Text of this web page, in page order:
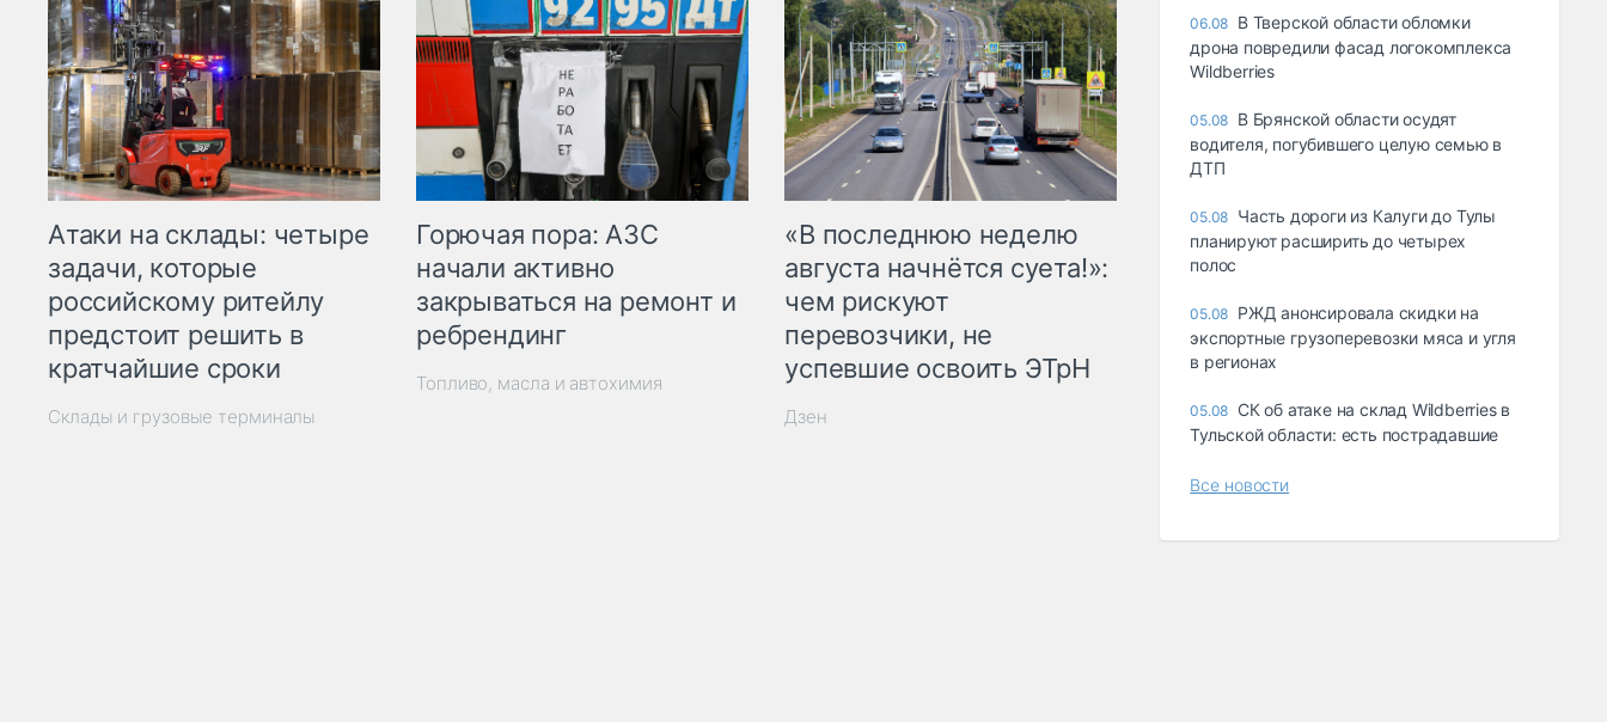
Атаки на склады: четыре
задачи, которые
российскому ритейлу
предстоит решить в
кратчайшие сроки
Склады и грузовые терминалы
Горючая пора: АЗС
начали активно
закрываться на ремонт и
ребрендинг
Топливо, масла и автохимия
«В последнюю неделю
августа начнётся суета!»:
чем рискуют
перевозчики, не
успевшие освоить ЭТрН
Дзен
06.08 В Тверской области обломки
дрона повредили фасад логокомплекса
Wildberries
05.08 В Брянской области осудят
водителя, погубившего целую семью в
ДТП
05.08 Часть дороги из Калуги до Тулы
планируют расширить до четырех
полос
05.08 РЖД анонсировала скидки на
экспортные грузоперевозки мяса и угля
в регионах
05.08 СК об атаке на склад Wildberries в
Тульской области: есть пострадавшие
Все новости